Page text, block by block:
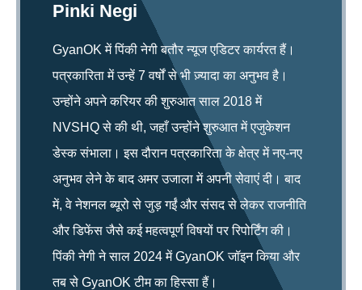
Pinki Negi
GyanOK में पिंकी नेगी बतौर न्यूज एडिटर कार्यरत हैं।
पत्रकारिता में उन्हें 7 वर्षों से भी ज़्यादा का अनुभव है।
उन्होंने अपने करियर की शुरुआत साल 2018 में
NVSHQ से की थी, जहाँ उन्होंने शुरुआत में एजुकेशन
डेस्क संभाला। इस दौरान पत्रकारिता के क्षेत्र में नए-नए
अनुभव लेने के बाद अमर उजाला में अपनी सेवाएं दी। बाद
में, वे नेशनल ब्यूरो से जुड़ गईं और संसद से लेकर राजनीति
और डिफेंस जैसे कई महत्वपूर्ण विषयों पर रिपोर्टिंग की।
पिंकी नेगी ने साल 2024 में GyanOK जॉइन किया और
तब से GyanOK टीम का हिस्सा हैं।